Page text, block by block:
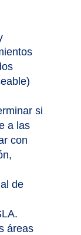
si
a las
con
de
áreas